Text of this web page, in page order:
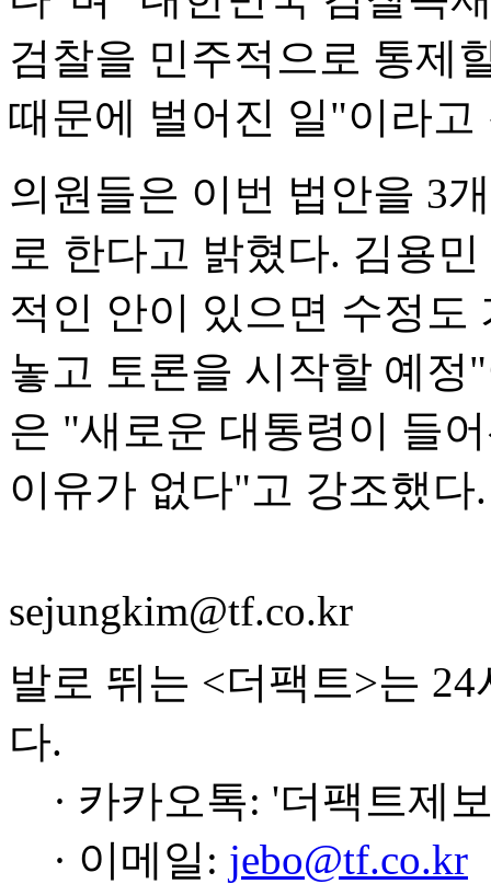
검찰을 민주적으로 통제
때문에 벌어진 일"이라고
의원들은 이번 법안을 3
로 한다고 밝혔다. 김용
적인 안이 있으면 수정도
놓고 토론을 시작할 예
은 "새로운 대통령이 들
이유가 없다"고 강조했다.
sejungkim@tf.co.kr
발로 뛰는 <더팩트>는
다.
· 카카오톡: '더팩트제
· 이메일: jebo@tf.co.kr